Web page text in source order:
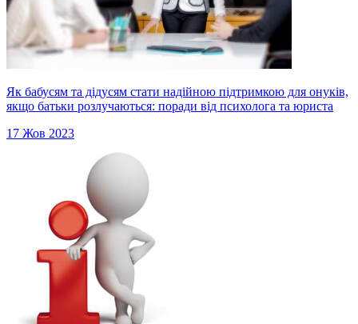
Як бабусям та дідусям стати надійною підтримкою для онуків,
якщо батьки розлучаються: поради від психолога та юриста
17 Жов 2023